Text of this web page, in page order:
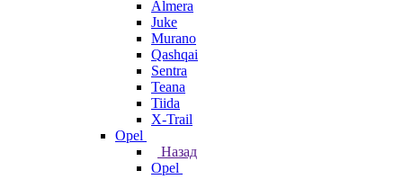
Almera
Juke
Murano
Qashqai
Sentra
Teana
Tiida
X-Trail
Opel
Назад
Opel